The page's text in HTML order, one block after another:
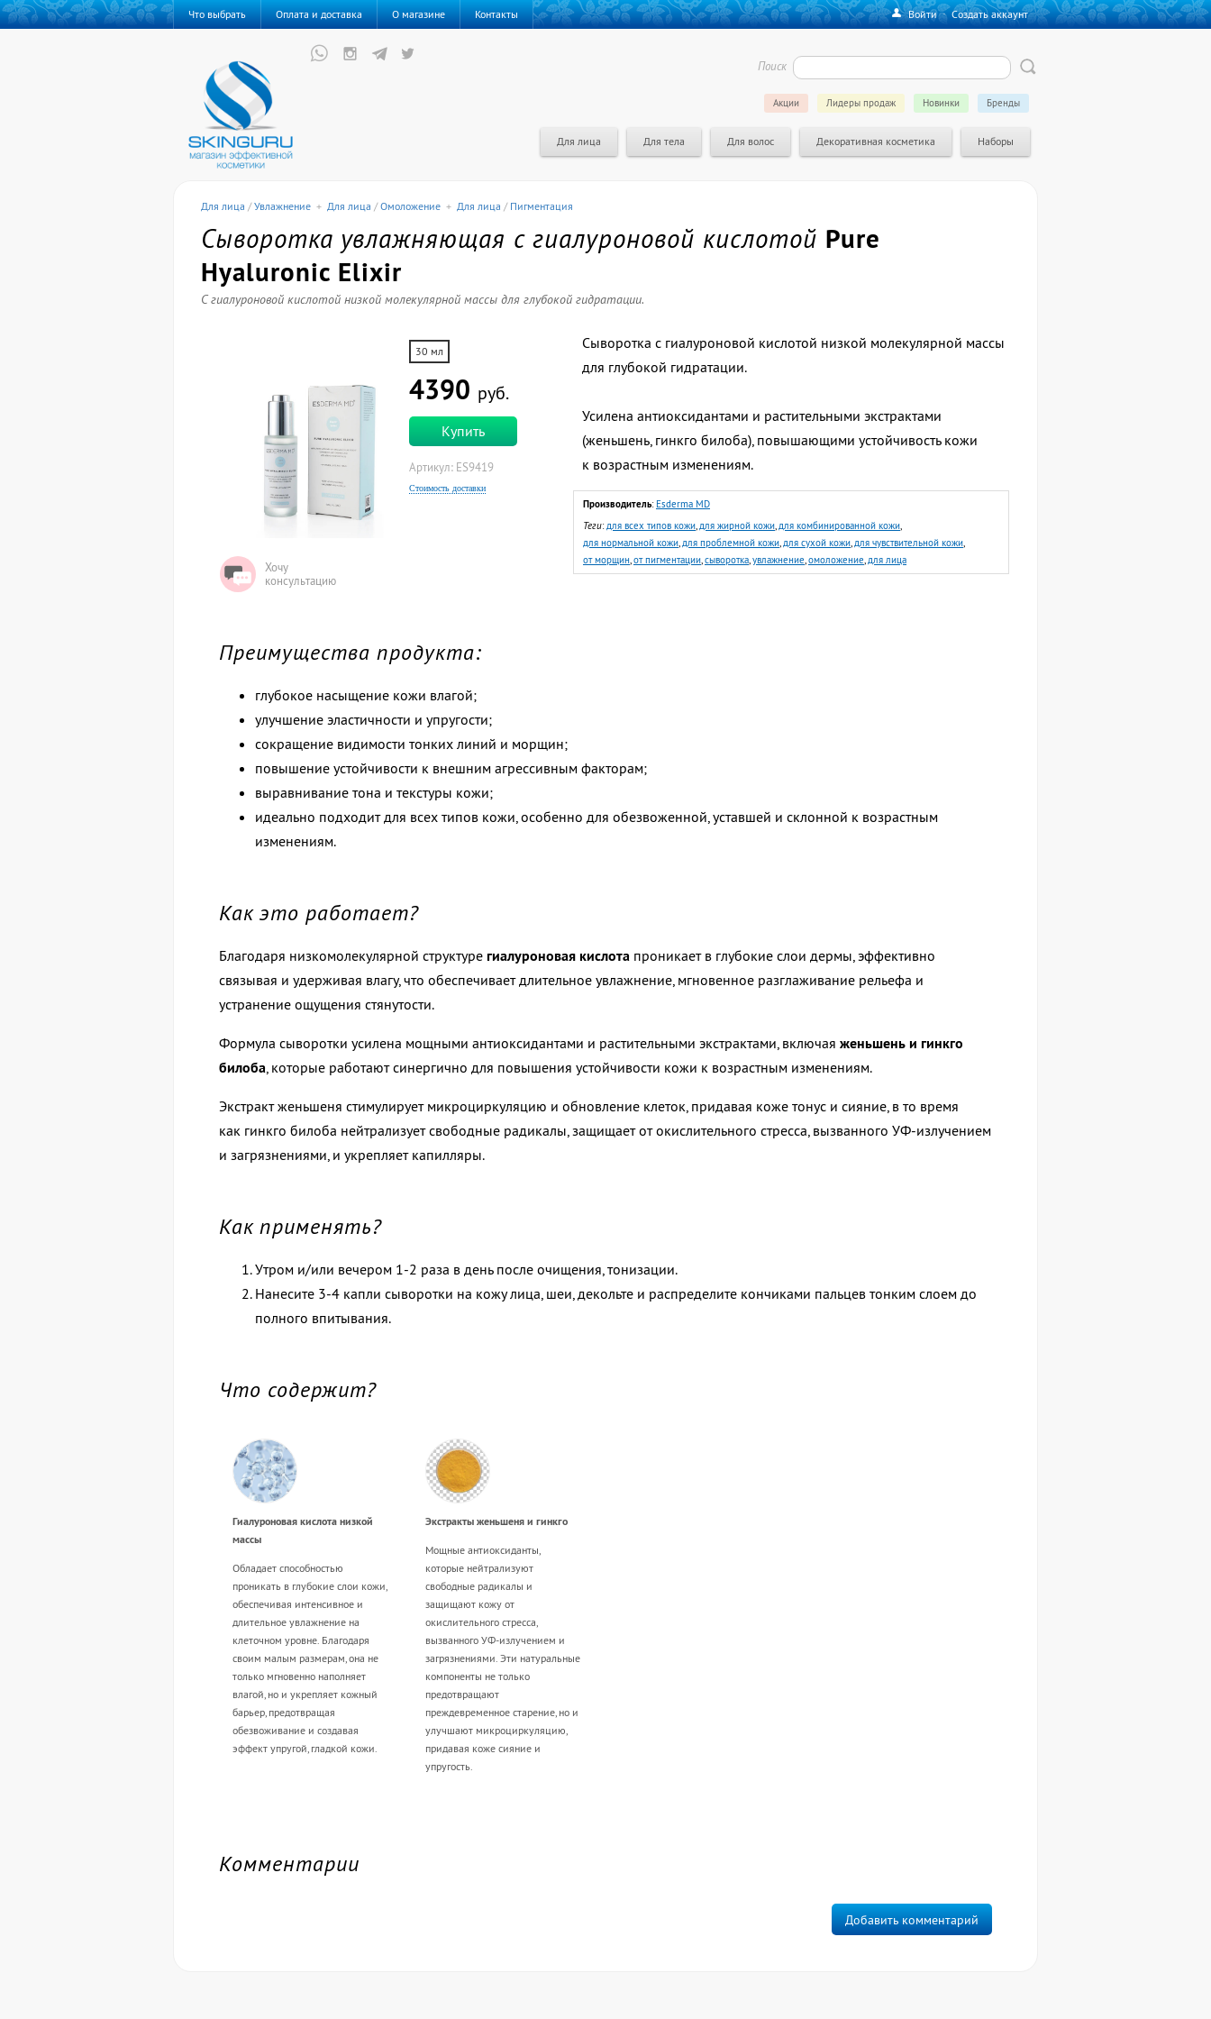
Что выбрать Оплата и доставка О магазине Контакты Войти·Создать аккаунт
Поиск
Бренды
Новинки
Лидеры продаж
Акции
Для лица Для тела Для волос Декоративная косметика Наборы
Для лица /Увлажнение + Для лица /Омоложение + Для лица / Пигментация
Сыворотка увлажняющая с гиалуроновой кислотой Pure
Hyaluronic Elixir
С гиалуроновой кислотой низкой молекулярной массы для глубокой гидратации.
Хочу
консультацию
30 мл
4390 руб.
Купить
Артикул: ES9419
Стоимость доставки
Сыворотка с гиалуроновой кислотой низкой молекулярной массы
для глубокой гидратации.
Усилена антиоксидантами и растительными экстрактами
(женьшень, гинкго билоба), повышающими устойчивость кожи
к возрастным изменениям.
Производитель: Esderma MD
Теги:для всех типов кожи,для жирной кожи,для комбинированной кожи,
для нормальной кожи,для проблемной кожи,для сухой кожи,для чувствительной кожи,
от морщин,от пигментации,сыворотка,увлажнение,омоложение,для лица
Преимущества продукта:
глубокое насыщение кожи влагой;
улучшение эластичности и упругости;
сокращение видимости тонких линий и морщин;
повышение устойчивости к внешним агрессивным факторам;
выравнивание тона и текстуры кожи;
идеально подходит для всех типов кожи, особенно для обезвоженной, уставшей и склонной к возрастным
изменениям.
Как это работает?
Благодаря низкомолекулярной структуре гиалуроновая кислота проникает в глубокие слои дермы, эффективно
связывая и удерживая влагу, что обеспечивает длительное увлажнение, мгновенное разглаживание рельефа и
устранение ощущения стянутости.
Формула сыворотки усилена мощными антиоксидантами и растительными экстрактами, включая женьшень и гинкго
билоба, которые работают синергично для повышения устойчивости кожи к возрастным изменениям.
Экстракт женьшеня стимулирует микроциркуляцию и обновление клеток, придавая коже тонус и сияние, в то время
как гинкго билоба нейтрализует свободные радикалы, защищает от окислительного стресса, вызванного УФ-излучением
и загрязнениями, и укрепляет капилляры.
Как применять?
Утром и/или вечером 1-2 раза в день после очищения, тонизации.
Нанесите 3-4 капли сыворотки на кожу лица, шеи, декольте и распределите кончиками пальцев тонким слоем до
полного впитывания.
Что содержит?
Гиалуроновая кислота низкой
массы
Обладает способностью
проникать в глубокие слои кожи,
обеспечивая интенсивное и
длительное увлажнение на
клеточном уровне. Благодаря
своим малым размерам, она не
только мгновенно наполняет
влагой, но и укрепляет кожный
барьер, предотвращая
обезвоживание и создавая
эффект упругой, гладкой кожи.
Экстракты женьшеня и гинкго
Мощные антиоксиданты,
которые нейтрализуют
свободные радикалы и
защищают кожу от
окислительного стресса,
вызванного УФ-излучением и
загрязнениями. Эти натуральные
компоненты не только
предотвращают
преждевременное старение, но и
улучшают микроциркуляцию,
придавая коже сияние и
упругость.
Комментарии
Добавить комментарий